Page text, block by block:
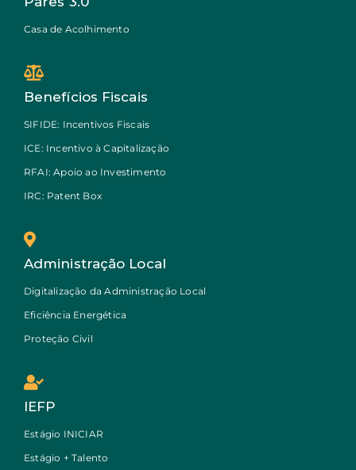
Casa de Acolhimento
Benefícios Fiscais
SIFIDE: Incentivos Fiscais
ICE: Incentivo à Capitalização
RFAI: Apoio ao Investimento
IRC: Patent Box
Administração Local
Digitalização da Administração Local
Eficiência Energética
Proteção Civil
IEFP
Estágio INICIAR
Estágio + Talento